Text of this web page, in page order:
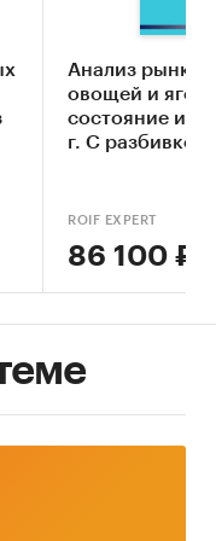
(кроме
(кроме
Анализ рынка
овощей и ягод
состояние и
г. С разбивкой.
ROIF EXPERT
86 100 ₽